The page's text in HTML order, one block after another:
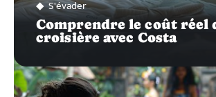
S'évader
Comprendre le coût réel
croisière avec Costa